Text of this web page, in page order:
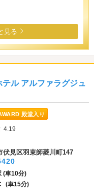
見る
ル アルファラグジュ
殿堂入り
5つ星のうち4
4.19
伏見区羽束師菱川町147
(車10分)
(車15分)